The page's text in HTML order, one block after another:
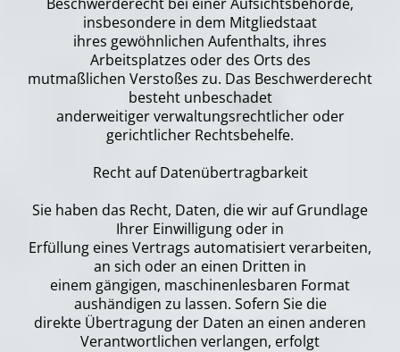
insbesondere in dem Mitgliedstaat
ihres gewöhnlichen Aufenthalts, ihres
Arbeitsplatzes oder des Orts des
mutmaßlichen Verstoßes zu. Das Beschwerderecht
besteht unbeschadet
anderweitiger verwaltungsrechtlicher oder
gerichtlicher Rechtsbehelfe.
Recht auf Datenübertragbarkeit
Sie haben das Recht, Daten, die wir auf Grundlage
Ihrer Einwilligung oder in
Erfüllung eines Vertrags automatisiert verarbeiten,
an sich oder an einen Dritten in
einem gängigen, maschinenlesbaren Format
aushändigen zu lassen. Sofern Sie die
direkte Übertragung der Daten an einen anderen
Verantwortlichen verlangen, erfolgt